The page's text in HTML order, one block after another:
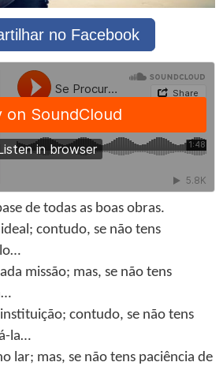
no Facebook
de todas as boas obras.
contudo, se não tens
missão; mas, se não tens
contudo, se não tens
la…
lar; mas, se não tens paciência de